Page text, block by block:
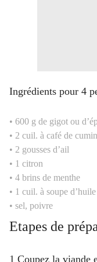
Ingrédients pour 4
• 600 g de gigot ou
• 2 cuil. à café de
• 2 gousses d’ail
• 1 citron
• 4 brins de menthe
• 1 cuil. à soupe d’huile
• sel, poivre
Etapes de
1 Coupez la viande